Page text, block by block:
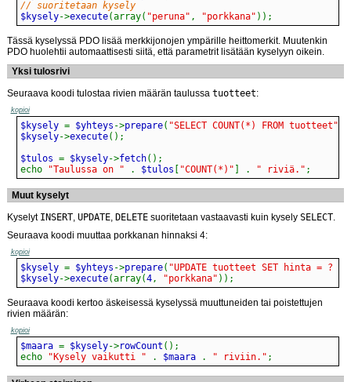
// suoritetaan kysely
$kysely->execute(array( "peruna" , "porkkana" ) ) ;
Tässä kyselyssä PDO lisää merkkijonojen ympärille heittomerkit. Muutenkin
PDO huolehtii automaattisesti siitä, että parametrit lisätään kyselyyn oikein.
Yksi tulosrivi
Seuraava koodi tulostaa rivien määrän taulussa tuotteet:
kopioi
$kysely = $yhteys ->prepare( "SELECT COUNT(*) FROM tuotteet"
$kysely->execute( ) ;
$tulos = $kysely->fetch( ) ;
echo
"Taulussa on " . $tulos "COUNT(*)" . " riviä." ;
Muut kyselyt
Kyselyt INSERT, UPDATE, DELETE suoritetaan vastaavasti kuin kysely SELECT.
Seuraava koodi muuttaa porkkanan hinnaksi 4:
kopioi
$kysely = $yhteys ->prepare( "UPDATE tuotteet SET hinta = ?
$kysely->execute(array(4, "porkkana" ) ) ;
Seuraava koodi kertoo äskeisessä kyselyssä muuttuneiden tai poistettujen
rivien määrän:
kopioi
$maara = $kysely->rowCount ( ) ;
echo
"Kysely vaikutti " . $maara . " riviin." ;